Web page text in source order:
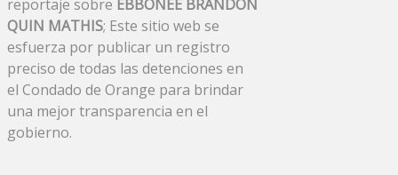
reportaje sobre EBBONEE BRANDON
QUIN MATHIS; Este sitio web se
esfuerza por publicar un registro
preciso de todas las detenciones en
el Condado de Orange para brindar
una mejor transparencia en el
gobierno.